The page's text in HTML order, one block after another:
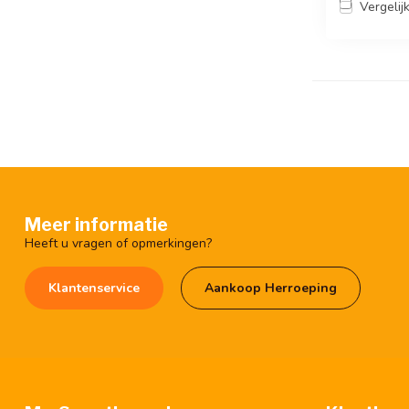
Vergelijk
Meer informatie
Heeft u vragen of opmerkingen?
Klantenservice Aankoop Herroeping